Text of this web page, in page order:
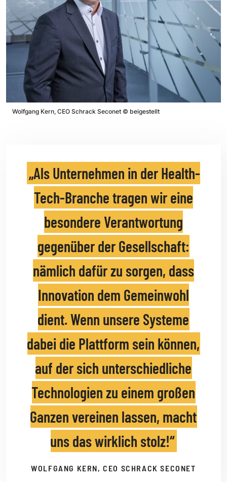
Wolfgang Kern, CEO Schrack Seconet © beigestellt
Als Unternehmen in der Health-
Tech-Branche tragen wir eine
besondere Verantwortung
gegenüber der Gesellschaft:
nämlich dafür zu sorgen, dass
Innovation dem Gemeinwohl
dient. Wenn unsere Systeme
dabei die Plattform sein können,
auf der sich unterschiedliche
Technologien zu einem großen
Ganzen vereinen lassen, macht
uns das wirklich stolz!
WOLFGANG KERN, CEO SCHRACK SECONET